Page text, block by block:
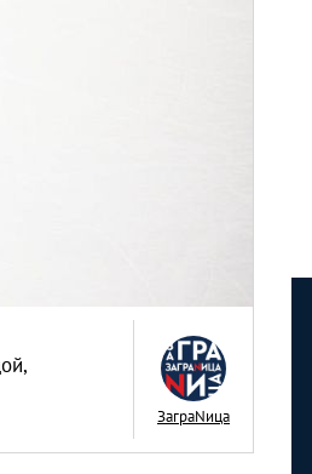
ЗаграNица